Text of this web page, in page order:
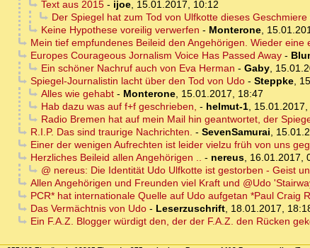
Text aus 2015- ijoe, 15.01.2017, 10:12
Der Spiegel hat zum Tod von Ulfkotte dieses
Keine Hypothese voreilig verwerfen - Monterone,
Mein tief empfundenes Beileid den Angehörigen. Wieder
Europes Courageous Jornalism Voice Has Passed Away-
Ein schöner Nachruf auch von Eva Herman - Gaby,
Spiegel-Journalistin lacht über den Tod von Udo- Steppke,
Alles wie gehabt- Monterone, 15.01.2017, 18:47
Hab dazu was auf f+f geschrieben, - helmut-1,
Radio Bremen hat auf mein Mail hin geantwortet, der
R.I.P. Das sind traurige Nachrichten. - SevenSamurai,
Einer der wenigen Aufrechten ist leider vielzu früh von uns
Herzliches Beileid allen Angehörigen .. - nereus, 16.01.2017,
@ nereus: Die Identität Udo Ulfkotte ist gestorben - Geist
Allen Angehörigen und Freunden viel Kraft und @Udo
PCR* hat internationale Quelle auf Udo aufgetan *Paul Craig
Das Vermächtnis von Udo- Leserzuschrift, 18.01.2017,
Ein F.A.Z. Blogger würdigt den, der der F.A.Z. den Rücken